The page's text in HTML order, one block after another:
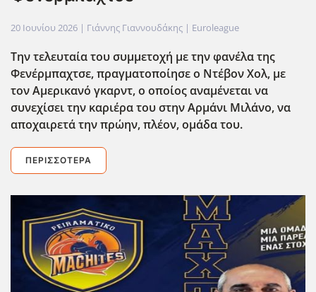
20 Ιουνίου 2026 | Γιάννης Γιαννουδάκης | Euroleague
Την τελευταία του συμμετοχή με την φανέλα της
Φενέρμπαχτσε, πραγματοποίησε ο Ντέβον Χολ, με
τον Αμερικανό γκαρντ, ο οποίος αναμένεται να
συνεχίσει την καριέρα του στην Αρμάνι Μιλάνο, να
αποχαιρετά την πρώην, πλέον, ομάδα του.
ΠΕΡΙΣΣΌΤΕΡΑ